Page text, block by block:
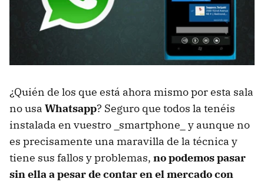
¿Quién de los que está ahora mismo por esta sala
no usa Whatsapp? Seguro que todos la tenéis
instalada en vuestro _smartphone_ y aunque no
es precisamente una maravilla de la técnica y
tiene sus fallos y problemas, no podemos pasar
sin ella a pesar de contar en el mercado con